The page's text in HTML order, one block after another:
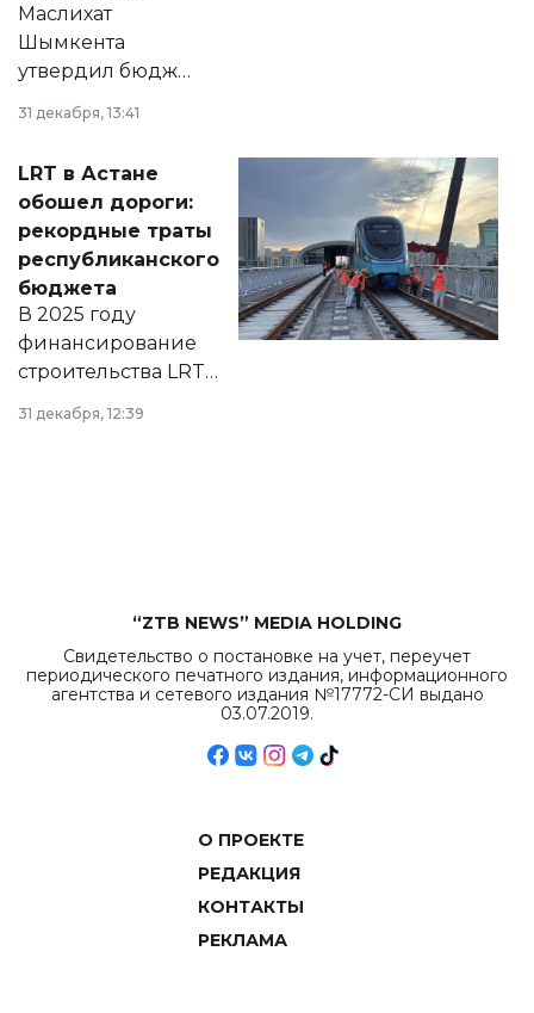
Маслихат
Шымкента
утвердил бюджет
города на 2026–
2028 годы.
документ
появился в базе
нормативных
правовых актов и
на сайте маслихат
города.
31 декабря, 13:41
LRT в Астане
обошел дороги:
рекордные траты
республиканского
бюджета
В 2025 году
финансирование
строительства LRT
в Астане из
республиканского
31 декабря, 12:39
“ZTB NEWS” MEDIA HOLDING
Свидетельство о постановке на учет, переучет
периодического печатного издания, информационного
агентства и сетевого издания №17772-СИ выдано
03.07.2019.
О ПРОЕКТЕ
РЕДАКЦИЯ
КОНТАКТЫ
РЕКЛАМА